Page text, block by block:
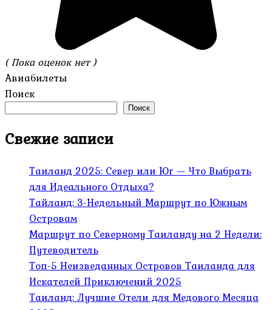
( Пока оценок нет )
Авиабилеты
Поиск
Поиск
Свежие записи
Таиланд 2025: Север или Юг — Что Выбрать
для Идеального Отдыха?
Тайланд: 3-Недельный Маршрут по Южным
Островам
Маршрут по Северному Таиланду на 2 Недели:
Путеводитель
Топ-5 Неизведанных Островов Таиланда для
Искателей Приключений 2025
Таиланд: Лучшие Отели для Медового Месяца